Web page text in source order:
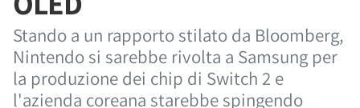
Stando a un rapporto stilato da Bloomberg,
Nintendo si sarebbe rivolta a Samsung per
la produzione dei chip di Switch 2 e
l'azienda coreana starebbe spingendo